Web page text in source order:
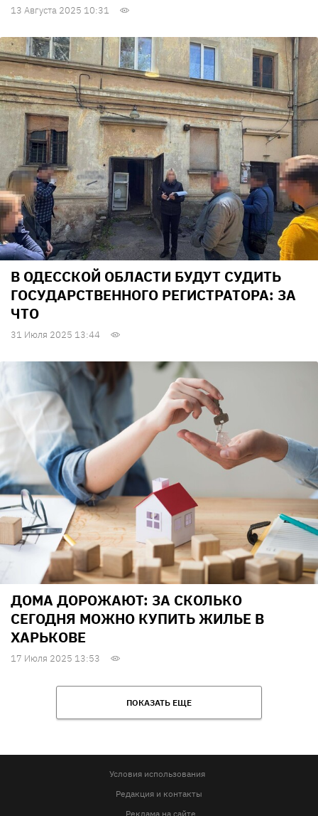
13 Августа 2025 10:31
В ОДЕССКОЙ ОБЛАСТИ БУДУТ СУДИТЬ
ГОСУДАРСТВЕННОГО РЕГИСТРАТОРА: ЗА
ЧТО
31 Июля 2025 13:44
ДОМА ДОРОЖАЮТ: ЗА СКОЛЬКО
СЕГОДНЯ МОЖНО КУПИТЬ ЖИЛЬЕ В
ХАРЬКОВЕ
17 Июля 2025 13:53
ПОКАЗАТЬ ЕЩЕ
Условия использования
Редакция и контакты
Реклама на сайте